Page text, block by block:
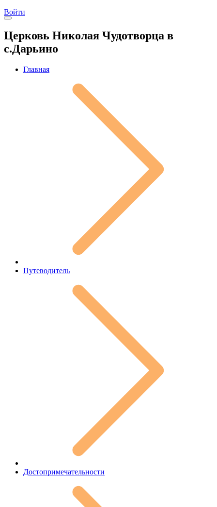
Войти
Церковь Николая Чудотворца в
с.Дарьино
Главная
Путеводитель
Достопримечательности